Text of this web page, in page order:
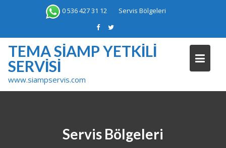
0 536 427 31 12 Servis Bölgeleri
TEMA SIAMP YETKILI
SERVISI
www.siampservis.com
Servis Bölgeleri